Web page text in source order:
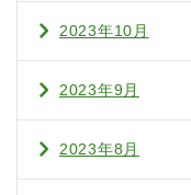
2023年10月
2023年9月
2023年8月